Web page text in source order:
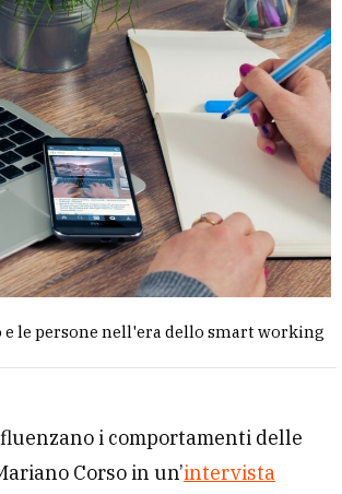
e le persone nell'era dello smart working
i comportamenti delle
Corso in un’intervista